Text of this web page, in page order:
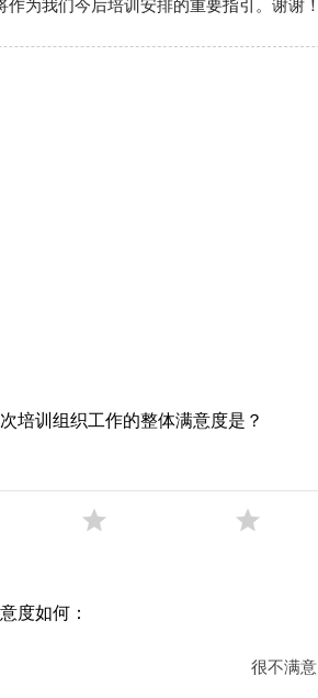
培训组织工作的整体满意度是？
 
度如何：
很不满意